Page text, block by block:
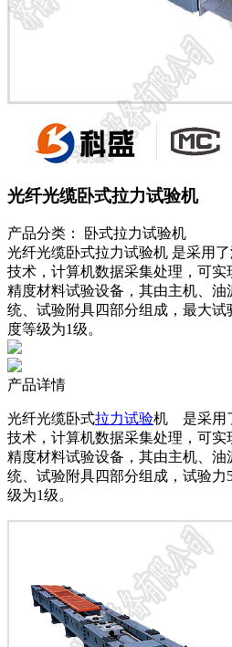
光纤光缆卧式拉力试验机
产品分类：
卧式拉力试验机
光纤光缆卧式拉力试验机 是采用
技术，计算机数据采集处理，可
精度材料试验设备，其由主机、
统、试验附具四部分组成，最大试
度等级为1级。
产品详情
光纤光缆卧式拉力试验机 是采用
技术，计算机数据采集处理，可
精度材料试验设备，其由主机、
统、试验附具四部分组成，试验力
级为1级。